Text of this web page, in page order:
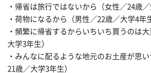
・帰省は旅行ではないから（女性／24歳／
・荷物になるから（男性／22歳／大学4年
・頻繁に帰省するからいちいち買うのは
大学3年生）
・みんなに配るような地元のお土産が思
21歳／大学3年生）